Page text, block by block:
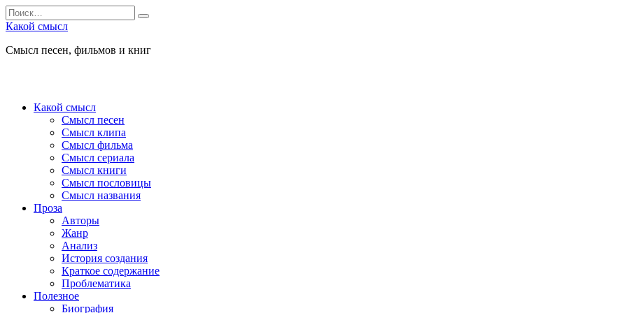
Перейти
к
Search
for:
Какой смысл
Смысл песен, фильмов и книг
Какой смысл
Смысл песен
Смысл клипа
Смысл фильма
Смысл сериала
Смысл книги
Смысл пословицы
Смысл названия
Проза
Авторы
Жанр
Анализ
История создания
Краткое содержание
Проблематика
Полезное
Биография